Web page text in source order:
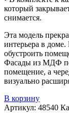
который
снимается.
Эта модель
интерьера в
обустроить
Фасады из МДФ
помещение, а
визуально
В корзину
Артикул: 48540